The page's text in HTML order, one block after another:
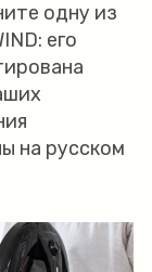
одну из
его
на русском